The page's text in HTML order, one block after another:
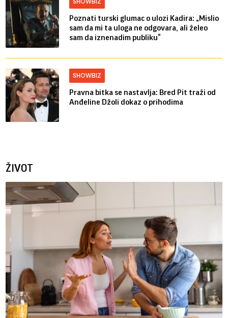
Poznati turski glumac o ulozi Kadira: „Mislio
sam da mi ta uloga ne odgovara, ali želeo
sam da iznenadim publiku“
SHOWBIZ
Pravna bitka se nastavlja: Bred ​​Pit traži od
Anđeline Džoli dokaz o prihodima
ŽIVOT